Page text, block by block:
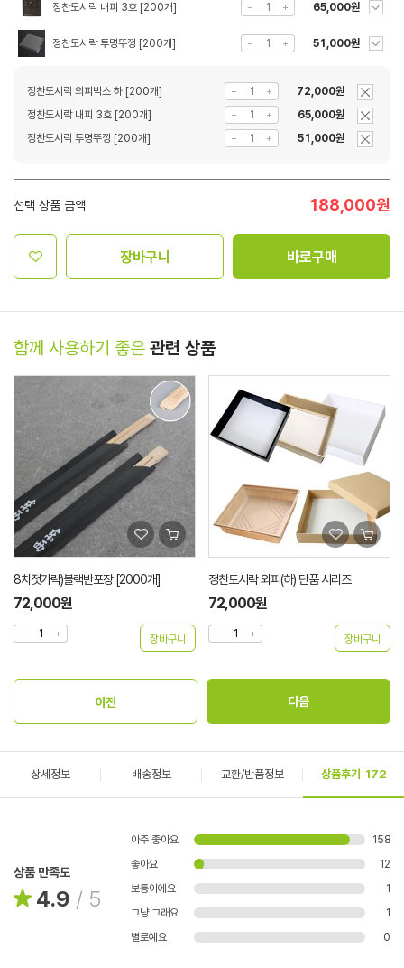
정찬도시락 내피 3호 [200개] 65,000원
정찬도시락 투명뚜껑 [200개] 51,000원
정찬도시락 외피박스 하 [200개]
72,000원
정찬도시락 내피 3호 [200개]
65,000원
정찬도시락 투명뚜껑 [200개]
51,000원
선택 상품 금액 188,000원
장바구니 바로구매
함께 사용하기 좋은 관련 상품
8치젓가락)블랙반포장 [2000개]
72,000원
정찬도시락 외피(하) 단품 시리즈
72,000원
상세정보 배송정보 교환/반품정보 상품후기 172
상품 만족도
4.9 / 5
아주 좋아요
158
좋아요
12
보통이에요
1
그냥 그래요
1
별로예요
0